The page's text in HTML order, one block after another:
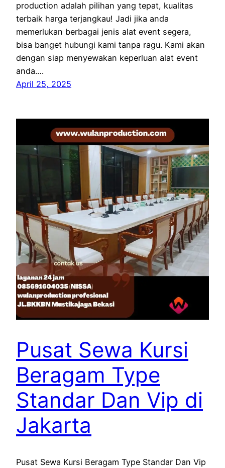
production adalah pilihan yang tepat, kualitas
terbaik harga terjangkau! Jadi jika anda
memerlukan berbagai jenis alat event segera,
bisa banget hubungi kami tanpa ragu. Kami akan
dengan siap menyewakan keperluan alat event
anda.…
April 25, 2025
Pusat Sewa Kursi
Beragam Type
Standar Dan Vip di
Jakarta
Pusat Sewa Kursi Beragam Type Standar Dan Vip